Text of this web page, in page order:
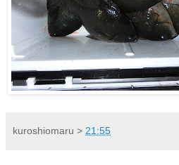
kuroshiomaru > 21:55